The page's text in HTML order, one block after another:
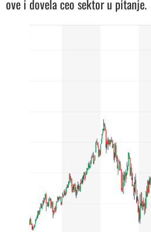
ove i dovela ceo sektor u pitanje.